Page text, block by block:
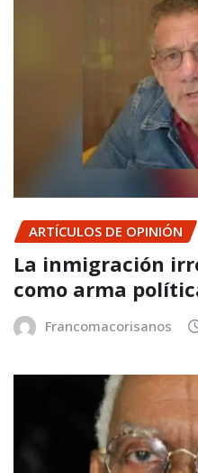
ARTÍCULOS DE OPINIÓN
La inmigración
como arma
Francomacorisanos